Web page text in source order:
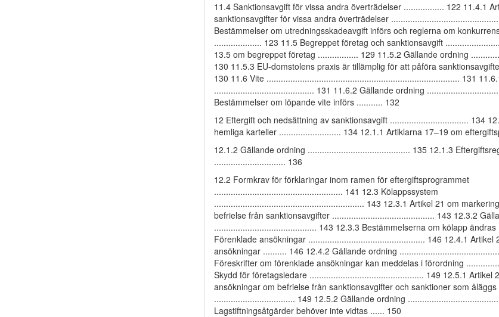
11.4 Sanktionsavgift för vissa andra överträdelser ................. 122 11.4.1
sanktionsavgifter för vissa andra överträdelser
Bestämmelser om utredningsskadeavgift införs och reglerna om
.................... 123 11.5 Begreppet företag och sanktionsavgift
13.5 om begreppet företag ................. 129 11.5.2 Gällande ordning
130 11.5.3 EU-domstolens praxis är tillämplig för att påföra
130 11.6 Vite ................................................................................. 131
.......................................... 131 11.6.2 Gällande ordning
Bestämmelser om löpande vite införs ........... 132
12 Eftergift och nedsättning av sanktionsavgift ................................. 134
hemliga karteller .......................... 134 12.1.1 Artiklarna 17–19 om
12.1.2 Gällande ordning ........................................... 135 12.1.3
.............................. 136
12.2 Formkrav för förklaringar inom ramen för eftergiftsprogrammet
...................................................... 141 12.3 Kölappssystem
............................................................... 143 12.3.1 Artikel 21 om
befrielse från sanktionsavgifter ........................................... 143 12.3.2
........................................... 143 12.3.3 Bestämmelserna om kölapp
Förenklade ansökningar ................................................. 146 12.4.1 Artikel
ansökningar .......... 146 12.4.2 Gällande ordning
Föreskrifter om förenklade ansökningar kan meddelas i förordning
Skydd för företagsledare ................................................ 149 12.5.1 Artikel
ansökningar om befrielse från sanktionsavgifter och sanktioner som
.................................. 149 12.5.2 Gällande ordning
Lagstiftningsåtgärder behöver inte vidtas ...... 150